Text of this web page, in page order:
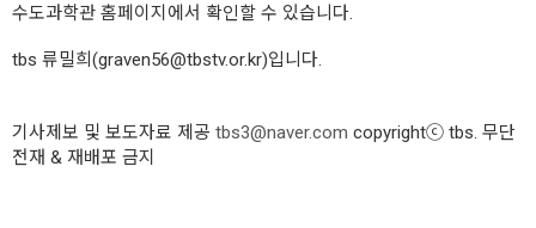
수도과학관 홈페이지에서 확인할 수 있습니다.
tbs 류밀희(graven56@tbstv.or.kr)입니다.
기사제보 및 보도자료 제공 tbs3@naver.com copyrightⓒ tbs. 무단
전재 & 재배포 금지